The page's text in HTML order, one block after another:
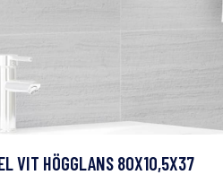
VIT HÖGGLANS 80X10,5X37